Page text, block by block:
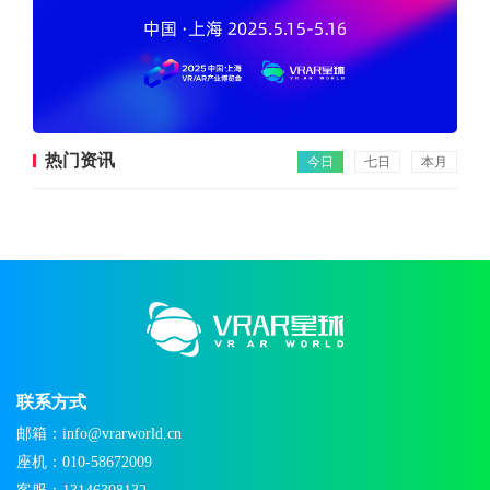
热门资讯 今日 七日 本月
联系方式
邮箱：info@vrarworld.cn
座机：010-58672009